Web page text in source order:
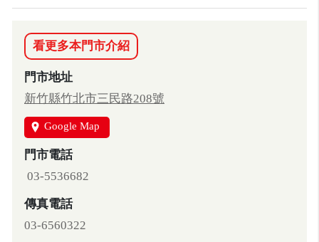
看更多本門市介紹
門市地址
新竹縣竹北市三民路208號
Google Map
門市電話
03-5536682
傳真電話
03-6560322